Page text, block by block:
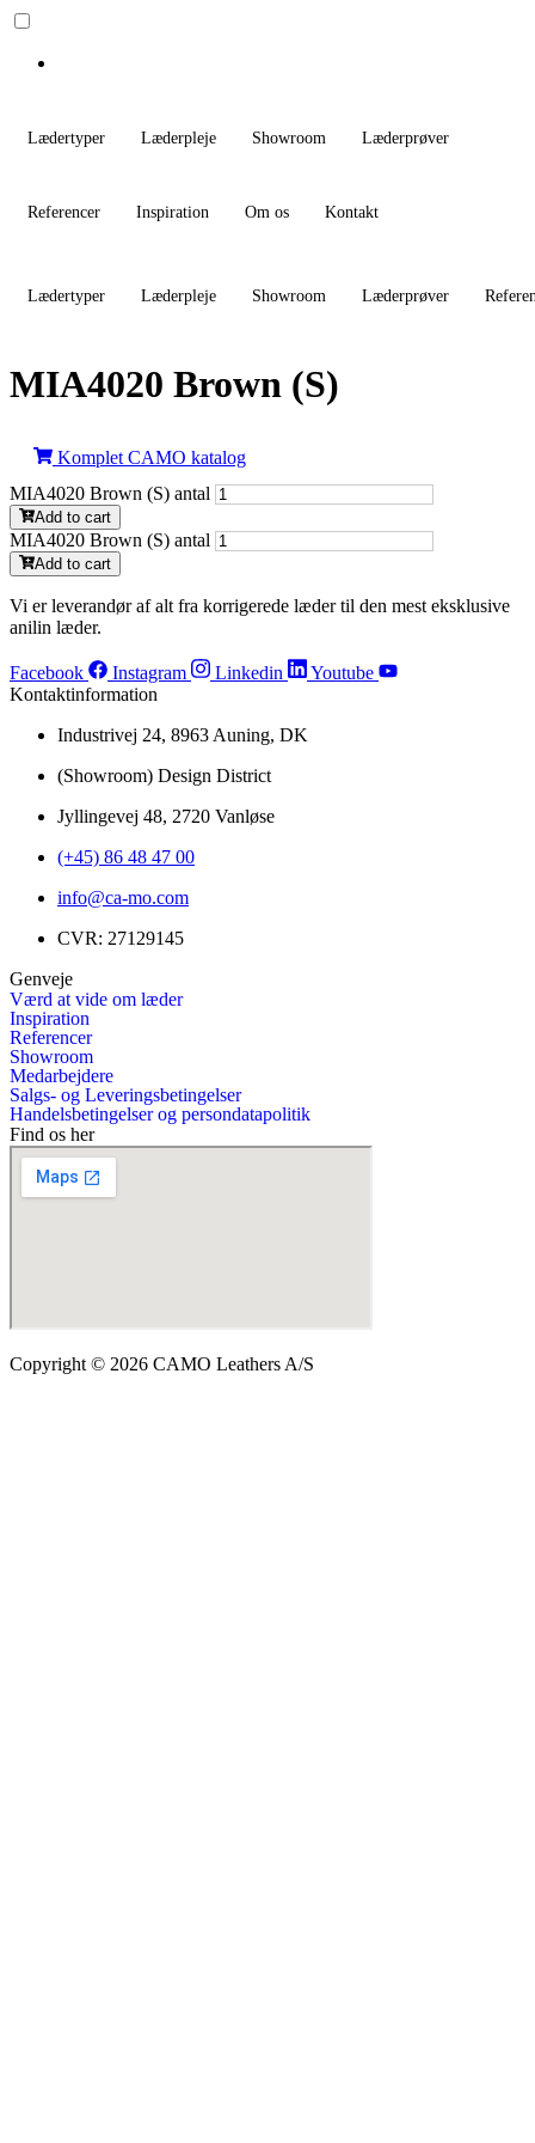
Lædertyper Læderpleje Showroom Læderprøver
Referencer Inspiration Om os Kontakt
Lædertyper Læderpleje Showroom Læderprøver
MIA4020 Brown (S)
Komplet CAMO katalog
MIA4020 Brown (S) antal
Add to cart
MIA4020 Brown (S) antal
Add to cart
Vi er leverandør af alt fra korrigerede læder til den mest eksklusive
anilin læder.
Facebook Instagram Linkedin
Youtube
Kontaktinformation
Industrivej 24, 8963 Auning, DK
(Showroom) Design District
Jyllingevej 48, 2720 Vanløse
(+45) 86 48 47 00
info@ca-mo.com
CVR: 27129145
Genveje
Værd at vide om læder
Inspiration
Referencer
Showroom
Medarbejdere
Salgs- og Leveringsbetingelser
Handelsbetingelser og persondatapolitik
Find os her
Copyright © 2026 CAMO Leathers A/S